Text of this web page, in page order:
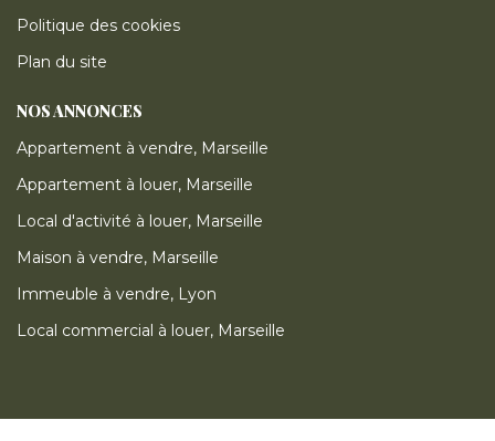
Politique des cookies
Plan du site
NOS ANNONCES
Appartement à vendre, Marseille
Appartement à louer, Marseille
Local d'activité à louer, Marseille
Maison à vendre, Marseille
Immeuble à vendre, Lyon
Local commercial à louer, Marseille